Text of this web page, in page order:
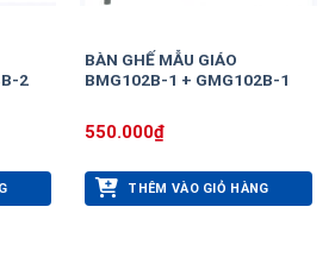
2
BÀN GHẾ MẪU GIÁO
BMG102B-1 + GMG102B-1
550.000₫
THÊM VÀO GIỎ HÀNG